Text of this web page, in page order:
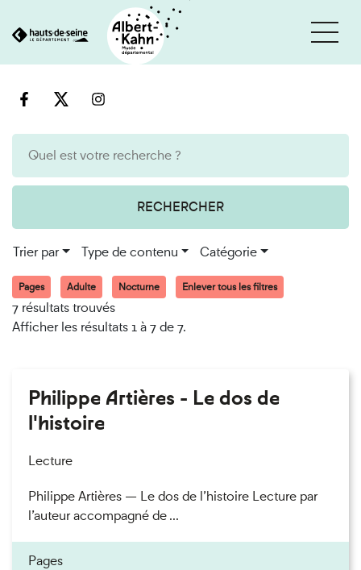
au
RECHERCHER
Trier par Type de contenu Catégorie
Pages Adulte Nocturne Enlever tous les filtres
7 résultats trouvés
Afficher les résultats 1 à 7 de 7.
Philippe Artières - Le dos de
l'histoire
Lecture
Philippe Artières — Le dos de l’histoire Lecture par
l’auteur accompagné de ...
Pages
Cookies et traceurs utilisés sur ce site